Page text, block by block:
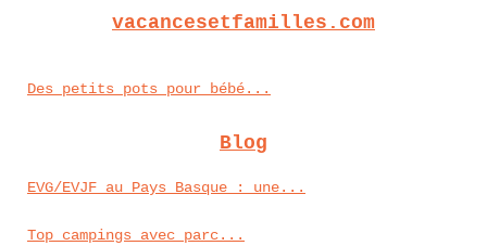
vacancesetfamilles.com
Des petits pots pour bébé...
Blog
EVG/EVJF au Pays Basque : une...
Top campings avec parc...